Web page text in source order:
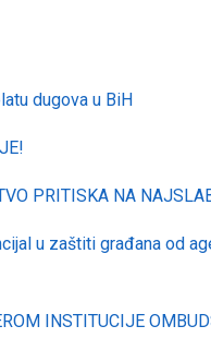
dugova u BiH
PRITISKA NA
u zaštiti građana od
INSTITUCIJE